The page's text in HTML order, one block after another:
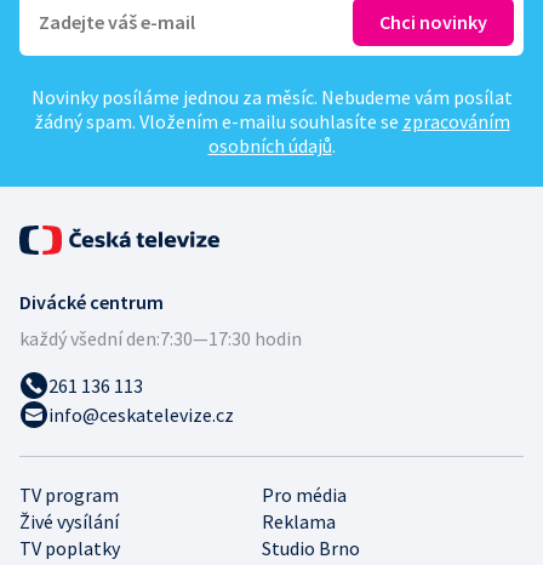
Novinky posíláme jednou za měsíc. Nebudeme vám posílat
žádný spam. Vložením e-mailu souhlasíte se zpracováním
osobních údajů.